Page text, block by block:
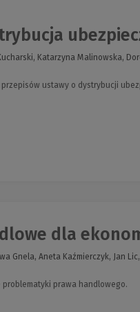
Katarzyna Malinowska,
ustawy o dystrybucji
dla
Gnela, Aneta Kaźmierczyk, Jan
problematyki prawa handlowego.